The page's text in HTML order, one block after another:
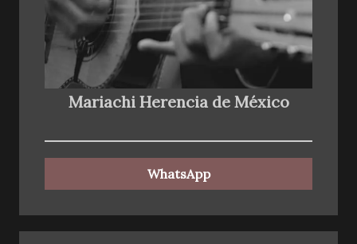
Mariachi Herencia de México
WhatsApp